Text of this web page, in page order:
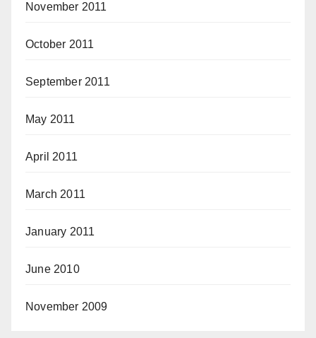
November 2011
October 2011
September 2011
May 2011
April 2011
March 2011
January 2011
June 2010
November 2009